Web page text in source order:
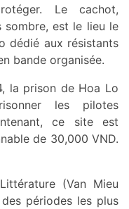
Le cachot,
sombre, est le lieu le
dédié aux résistants
bande organisée.
la prison de Hoa Lo
les pilotes
ce site est
de 30,000 VND.
(Van Mieu
périodes les plus